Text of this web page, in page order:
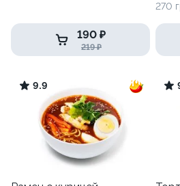
190 ₽
219 ₽
270
9.9